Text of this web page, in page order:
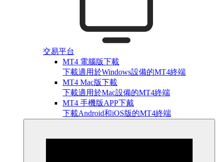
交易平台
MT4 電腦版下載
下載適用於Windows設備的MT4終端
MT4 Mac版下載
下載適用於Mac設備的MT4終端
MT4 手機版APP下戴
下載Android和iOS版的MT4終端